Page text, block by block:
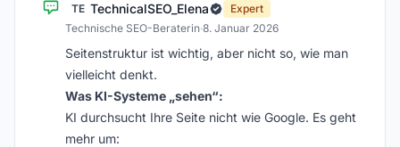
TE TechnicalSEO_Elena
Expert
Technische SEO-Beraterin·8. Januar 2026
Seitenstruktur ist wichtig, aber nicht so, wie man
vielleicht denkt.
Was KI-Systeme „sehen“:
KI durchsucht Ihre Seite nicht wie Google. Es geht
mehr um: